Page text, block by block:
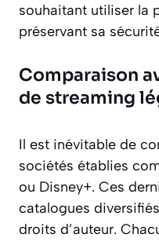
souhaitant utiliser la
préservant sa
Comparaison
de streaming
Il est inévitable de
sociétés établies
ou Disney+. Ces
catalogues
droits d’auteur.